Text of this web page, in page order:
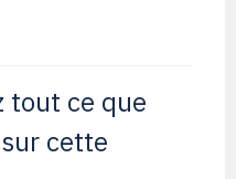
tout ce que
cette